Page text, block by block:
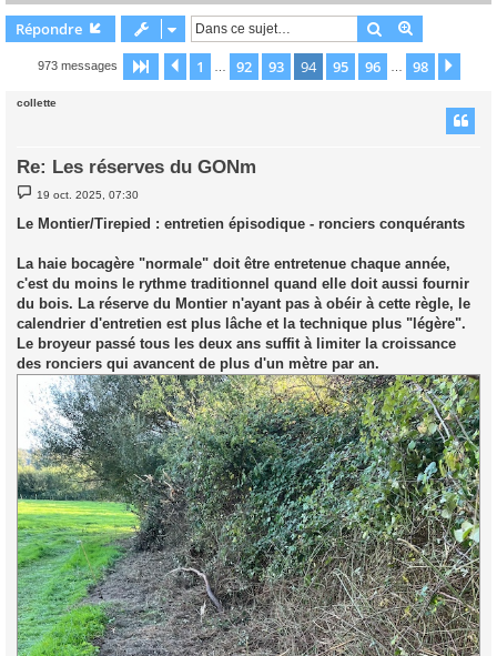
Répondre Rechercher
973 messages Page 94 sur 98
Précédente
1 92 93 94 95 96 98
collette
Re: Les réserves du GONm
M
e
s
s
g
e
19 oct. 2025, 07:30
Le Montier/Tirepied : entretien épisodique - ronciers conquérants
La haie bocagère "normale" doit être entretenue chaque année,
c'est du moins le rythme traditionnel quand elle doit aussi fournir
du bois. La réserve du Montier n'ayant pas à obéir à cette règle, le
calendrier d'entretien est plus lâche et la technique plus "légère".
Le broyeur passé tous les deux ans suffit à limiter la croissance
des ronciers qui avancent de plus d'un mètre par an.